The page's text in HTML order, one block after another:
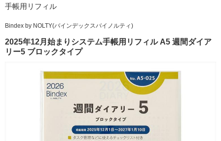
手帳用リフィル
Bindex by NOLTY(バインデックスバイノルティ)
2025年12月始まりシステム手帳用リフィル A5 週間ダイア
リー5 ブロックタイプ